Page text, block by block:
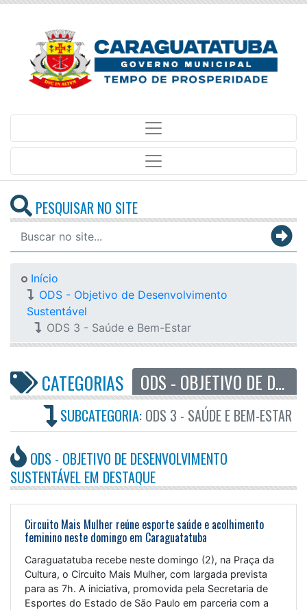
PESQUISAR NO SITE
Início
ODS - Objetivo de Desenvolvimento
Sustentável
ODS 3 - Saúde e Bem-Estar
CATEGORIAS ODS - OBJETIVO DE DESENVOLVIMENTO SUSTENTÁVEL
SUBCATEGORIA: ODS 3 - SAÚDE E BEM-ESTAR
ODS - OBJETIVO DE DESENVOLVIMENTO
SUSTENTÁVEL EM DESTAQUE
Circuito Mais Mulher reúne esporte saúde e acolhimento
feminino neste domingo em Caraguatatuba
Caraguatatuba recebe neste domingo (2), na Praça da
Cultura, o Circuito Mais Mulher, com largada prevista
para as 7h. A iniciativa, promovida pela Secretaria de
Esportes do Estado de São Paulo em parceria com a